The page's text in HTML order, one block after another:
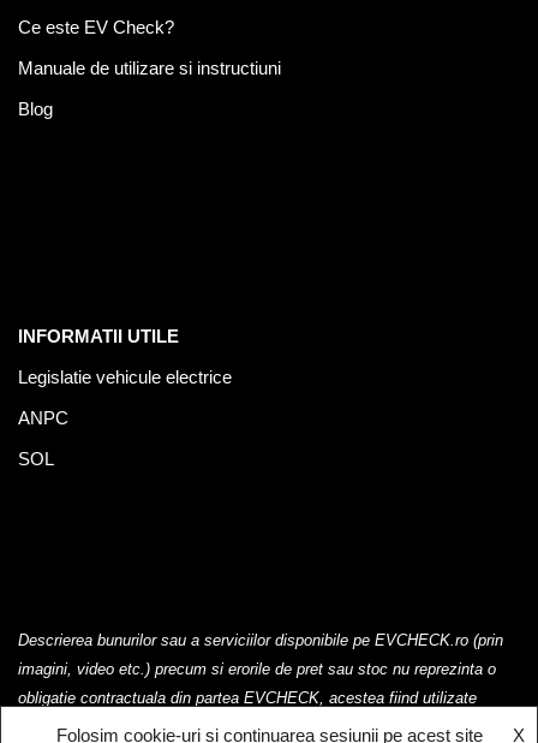
Ce este EV Check?
Manuale de utilizare si instructiuni
Blog
INFORMATII UTILE
Legislatie vehicule electrice
ANPC
SOL
Descrierea bunurilor sau a serviciilor disponibile pe EVCHECK.ro (prin
imagini, video etc.) precum si erorile de pret sau stoc nu reprezinta o
obligatie contractuala din partea EVCHECK, acestea fiind utilizate
exclusiv cu titlu de prezentare.
Folosim cookie-uri si continuarea sesiunii pe acest site X